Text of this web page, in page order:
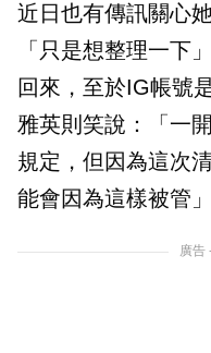
近日也有傳訊關心
「只是想整理一下
回來，至於IG帳號
雅英則笑說：「一
規定，但因為這次
能會因為這樣被管」
廣告